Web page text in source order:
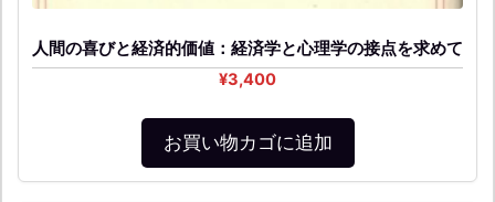
人間の喜びと経済的価値：経済学と心理学の接点を求めて
¥3,400
お買い物カゴに追加